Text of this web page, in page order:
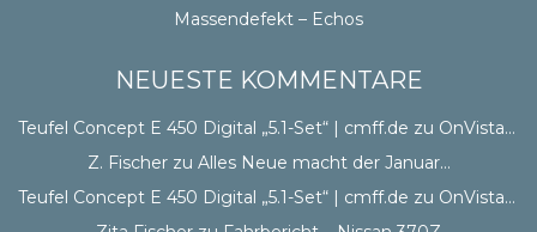
Massendefekt – Echos
NEUESTE KOMMENTARE
Teufel Concept E 450 Digital „5.1-Set“ | cmff.de zu OnVista CSS
Z. Fischerzu Alles Neue macht der Januar…
Teufel Concept E 450 Digital „5.1-Set“ | cmff.de zu OnVista CSS